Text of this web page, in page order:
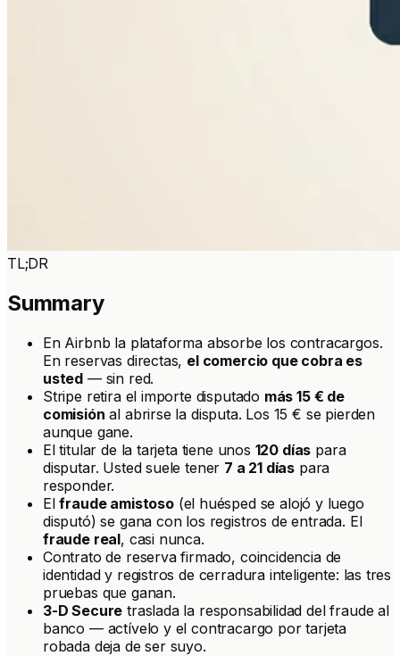
TL;DR
Summary
En Airbnb la plataforma absorbe los contracargos.
En reservas directas, el comercio que cobra es
usted — sin red.
Stripe retira el importe disputado más 15 € de
comisión al abrirse la disputa. Los 15 € se pierden
aunque gane.
El titular de la tarjeta tiene unos 120 días para
disputar. Usted suele tener 7 a 21 días para
responder.
Elfraude amistoso(el huésped se alojó y luego
disputó) se gana con los registros de entrada. El
fraude real, casi nunca.
Contrato de reserva firmado, coincidencia de
identidad y registros de cerradura inteligente: las tres
pruebas que ganan.
3-D Secure traslada la responsabilidad del fraude al
banco — actívelo y el contracargo por tarjeta
robada deja de ser suyo.